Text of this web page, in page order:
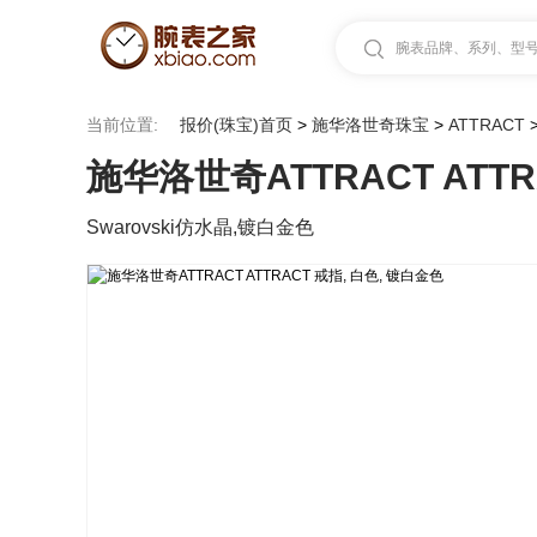
腕表品牌、系列、型
当前位置: 报价(珠宝)首页 > 施华洛世奇珠宝 > ATTRACT
施华洛世奇ATTRACT
Swarovski仿水晶,镀白金色